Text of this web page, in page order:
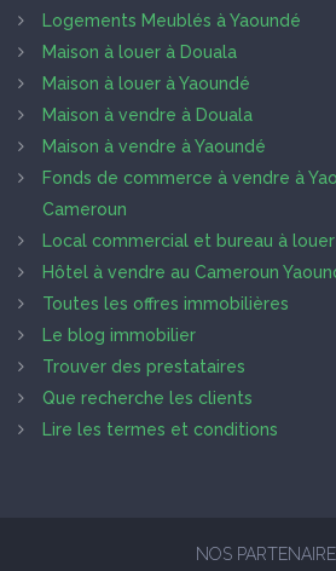
Logements Meublés à Yaoundé
Maison à louer à Douala
Maison à louer à Yaoundé
Maison à vendre à Douala
Maison à vendre à Yaoundé
Fonds de commerce à vendre à
Cameroun
Local commercial et bureau à
Hôtel à vendre au Cameroun
Toutes les offres immobilières
Le blog immobilier
Trouver des prestataires
Que recherche les clients
Lire les termes et conditions
NOS